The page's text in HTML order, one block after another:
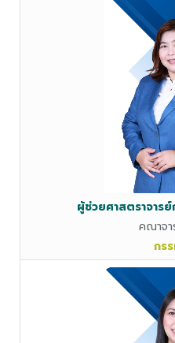
ผู้ช่วยศาสตราจาร
คณาจา
กร